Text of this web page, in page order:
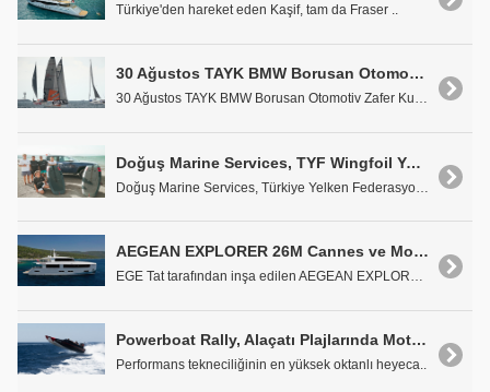
Türkiye'den hareket eden Kaşif, tam da Fraser ..
30 Ağustos TAYK BMW Borusan Otomotiv Zafer Kupası'nın İstanbul Boğazı Etabı Tamamlandı
30 Ağustos TAYK BMW Borusan Otomotiv Zafer Kupası ..
Doğuş Marine Services, TYF Wingfoil Yarışları'na Sponsor Oldu
AEGEAN EXPLORER 26M Cannes ve Monaco'da Görücüye Çıkıyor
EGE Tat tarafından inşa edilen AEGEAN EXPLORER, 10..
Powerboat Rally, Alaçatı Plajlarında Motor Sesleri'¦
Performans tekneciliğinin en yüksek oktanlı heyeca..